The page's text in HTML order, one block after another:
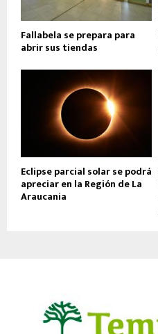
Fallabela se prepara para
abrir sus tiendas
Eclipse parcial solar se podrá
apreciar en la Región de La
Araucania